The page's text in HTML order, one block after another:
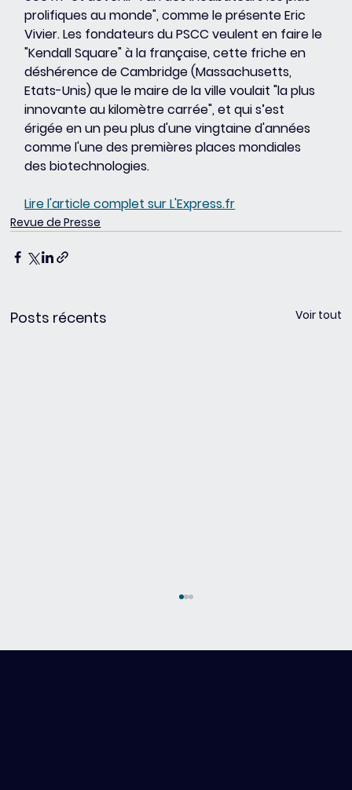
prolifiques au monde", comme le présente Eric
Vivier. Les fondateurs du PSCC veulent en faire le
"Kendall Square" à la française, cette friche en
déshérence de Cambridge (Massachusetts,
Etats-Unis) que le maire de la ville voulait "la plus
innovante au kilomètre carrée", et qui s’est
érigée en un peu plus d'une vingtaine d'années
comme l'une des premières places mondiales
des biotechnologies.
Lire l'article complet sur L'Express.fr
Revue de Presse
Posts récents Voir tout